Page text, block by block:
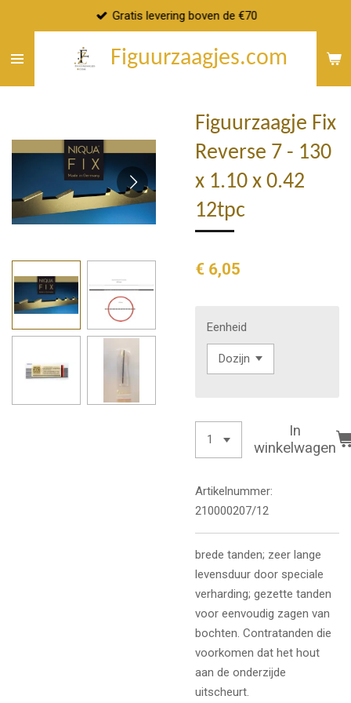
naar
Figuurzaagjes.com
Gratis levering boven de €70
Figuurzaagje Fix
Reverse 7 - 130
x 1.10 x 0.42
12tpc
€ 6,05
Eenheid
In
winkelwagen
Artikelnummer:
210000207/12
brede tanden; zeer lange
levensduur door speciale
verharding; gezette tanden
voor eenvoudig zagen van
bochten. Contratanden die
voorkomen dat het hout
aan de onderzijde
uitscheurt.